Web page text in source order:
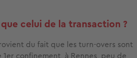
celui de la transaction ?
du fait que les turn-overs sont